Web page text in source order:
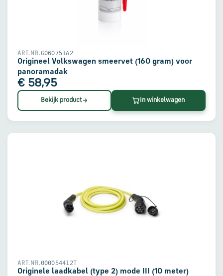
ART.NR.G060751A2
Origineel Volkswagen smeervet (160 gram) voor
panoramadak
€ 58,95
Bekijk product In winkelwagen
ART.NR.000054412T
Originele laadkabel (type 2) mode III (10 meter)